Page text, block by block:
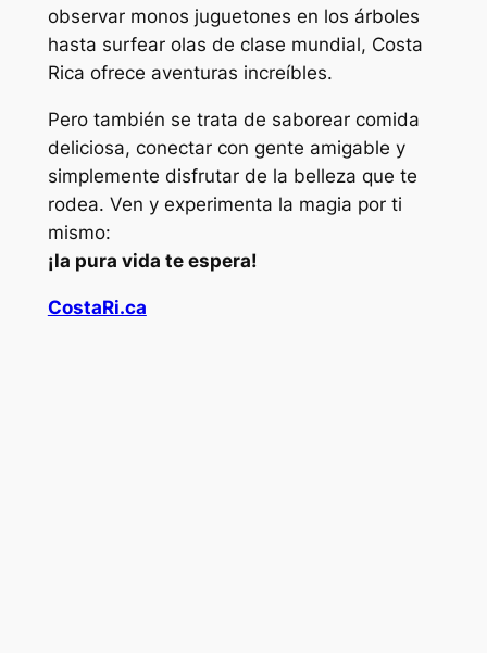
observar monos juguetones en los árboles
hasta surfear olas de clase mundial, Costa
Rica ofrece aventuras increíbles.
Pero también se trata de saborear comida
deliciosa, conectar con gente amigable y
simplemente disfrutar de la belleza que te
rodea. Ven y experimenta la magia por ti
mismo:
¡la pura vida te espera!
CostaRi.ca